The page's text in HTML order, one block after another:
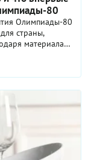
80
Олимпиады-80
страны,
материалам,
где, как
какими
жителей.